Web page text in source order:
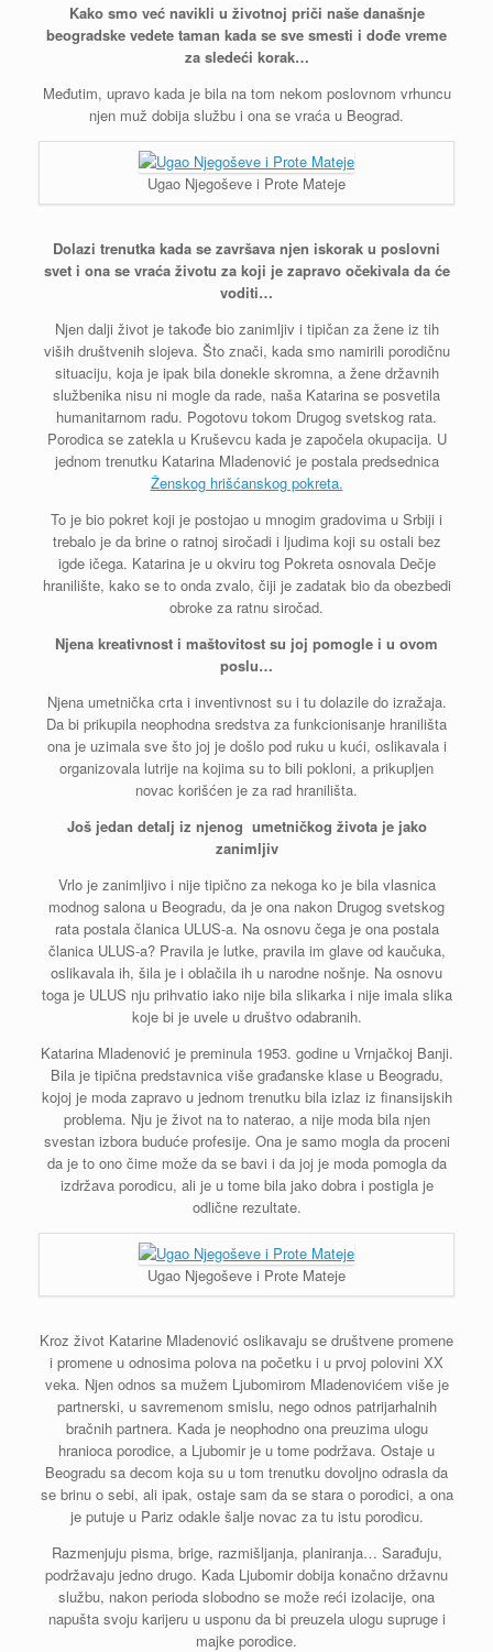
Kako smo već navikli u životnoj priči naše današnje
beogradske vedete taman kada se sve smesti i dođe vreme
za sledeći korak…
Međutim, upravo kada je bila na tom nekom poslovnom vrhuncu
njen muž dobija službu i ona se vraća u Beograd.
Ugao Njegoševe i Prote Mateje
Dolazi trenutka kada se završava njen iskorak u poslovni
svet i ona se vraća životu za koji je zapravo očekivala da će
voditi…
Njen dalji život je takođe bio zanimljiv i tipičan za žene iz tih
viših društvenih slojeva. Što znači, kada smo namirili porodičnu
situaciju, koja je ipak bila donekle skromna, a žene državnih
službenika nisu ni mogle da rade, naša Katarina se posvetila
humanitarnom radu. Pogotovu tokom Drugog svetskog rata.
Porodica se zatekla u Kruševcu kada je započela okupacija. U
jednom trenutku Katarina Mladenović je postala predsednica
Ženskog hrišćanskog pokreta.
To je bio pokret koji je postojao u mnogim gradovima u Srbiji i
trebalo je da brine o ratnoj siročadi i ljudima koji su ostali bez
igde ičega. Katarina je u okviru tog Pokreta osnovala Dečje
hranilište, kako se to onda zvalo, čiji je zadatak bio da obezbedi
obroke za ratnu siročad.
Njena kreativnost i maštovitost su joj pomogle i u ovom
poslu…
Njena umetnička crta i inventivnost su i tu dolazile do izražaja.
Da bi prikupila neophodna sredstva za funkcionisanje hranilišta
ona je uzimala sve što joj je došlo pod ruku u kući, oslikavala i
organizovala lutrije na kojima su to bili pokloni, a prikupljen
novac korišćen je za rad hranilišta.
Još jedan detalj iz njenog umetničkog života je jako
zanimljiv
Vrlo je zanimljivo i nije tipično za nekoga ko je bila vlasnica
modnog salona u Beogradu, da je ona nakon Drugog svetskog
rata postala članica ULUS-a. Na osnovu čega je ona postala
članica ULUS-a? Pravila je lutke, pravila im glave od kaučuka,
oslikavala ih, šila je i oblačila ih u narodne nošnje. Na osnovu
toga je ULUS nju prihvatio iako nije bila slikarka i nije imala slika
koje bi je uvele u društvo odabranih.
Katarina Mladenović je preminula 1953. godine u Vrnjačkoj Banji.
Bila je tipična predstavnica više građanske klase u Beogradu,
kojoj je moda zapravo u jednom trenutku bila izlaz iz finansijskih
problema. Nju je život na to naterao, a nije moda bila njen
svestan izbora buduće profesije. Ona je samo mogla da proceni
da je to ono čime može da se bavi i da joj je moda pomogla da
izdržava porodicu, ali je u tome bila jako dobra i postigla je
odlične rezultate.
Ugao Njegoševe i Prote Mateje
Kroz život Katarine Mladenović oslikavaju se društvene promene
i promene u odnosima polova na početku i u prvoj polovini XX
veka. Njen odnos sa mužem Ljubomirom Mladenovićem više je
partnerski, u savremenom smislu, nego odnos patrijarhalnih
bračnih partnera. Kada je neophodno ona preuzima ulogu
hranioca porodice, a Ljubomir je u tome podržava. Ostaje u
Beogradu sa decom koja su u tom trenutku dovoljno odrasla da
se brinu o sebi, ali ipak, ostaje sam da se stara o porodici, a ona
je putuje u Pariz odakle šalje novac za tu istu porodicu.
Razmenjuju pisma, brige, razmišljanja, planiranja… Sarađuju,
podržavaju jedno drugo. Kada Ljubomir dobija konačno državnu
službu, nakon perioda slobodno se može reći izolacije, ona
napušta svoju karijeru u usponu da bi preuzela ulogu supruge i
majke porodice.